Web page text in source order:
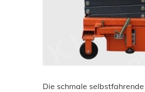
Die schmale